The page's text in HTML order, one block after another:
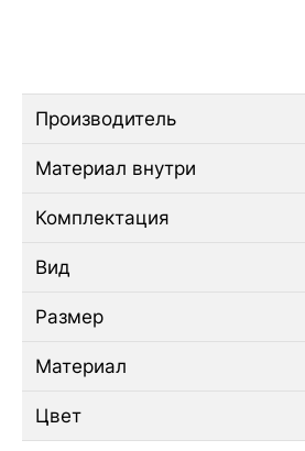
Производитель
Материал внутри
Комплектация
Вид
Размер
Материал
Цвет